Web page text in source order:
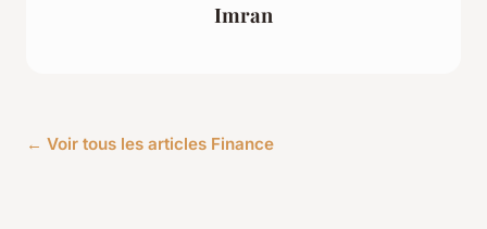
Imran
← Voir tous les articles Finance